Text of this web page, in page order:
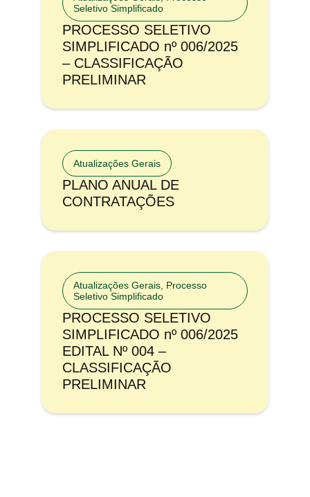
Seletivo Simplificado
PROCESSO SELETIVO
SIMPLIFICADO nº 006/2025
– CLASSIFICAÇÃO
PRELIMINAR
Atualizações Gerais
PLANO ANUAL DE
CONTRATAÇÕES
Atualizações Gerais Processo
Seletivo Simplificado
PROCESSO SELETIVO
SIMPLIFICADO nº 006/2025
EDITAL Nº 004 –
CLASSIFICAÇÃO
PRELIMINAR